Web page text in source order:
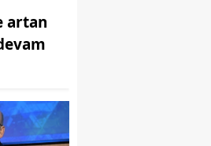
artan